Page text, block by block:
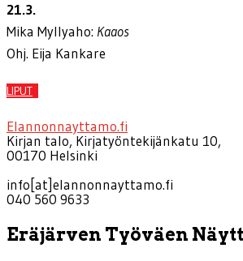
21.3.
Mika Myllyaho: Kaaos
Ohj. Eija Kankare
LIPUT
Elannonnayttamo.fi
Kirjan talo, Kirjatyöntekijänkatu 10,
00170 Helsinki
info[at]elannonnayttamo.fi
040 560 9633
Eräjärven Työväen